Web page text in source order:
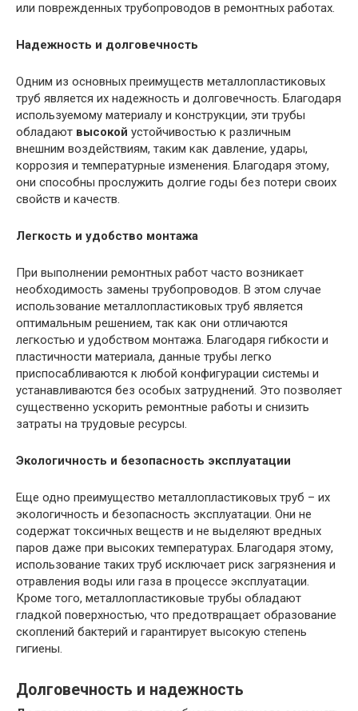
или поврежденных трубопроводов в ремонтных работах.
Надежность и долговечность
Одним из основных преимуществ металлопластиковых
труб является их надежность и долговечность. Благодаря
используемому материалу и конструкции, эти трубы
обладают высокой устойчивостью к различным
внешним воздействиям, таким как давление, удары,
коррозия и температурные изменения. Благодаря этому,
они способны прослужить долгие годы без потери своих
свойств и качеств.
Легкость и удобство монтажа
При выполнении ремонтных работ часто возникает
необходимость замены трубопроводов. В этом случае
использование металлопластиковых труб является
оптимальным решением, так как они отличаются
легкостью и удобством монтажа. Благодаря гибкости и
пластичности материала, данные трубы легко
приспосабливаются к любой конфигурации системы и
устанавливаются без особых затруднений. Это позволяет
существенно ускорить ремонтные работы и снизить
затраты на трудовые ресурсы.
Экологичность и безопасность эксплуатации
Еще одно преимущество металлопластиковых труб – их
экологичность и безопасность эксплуатации. Они не
содержат токсичных веществ и не выделяют вредных
паров даже при высоких температурах. Благодаря этому,
использование таких труб исключает риск загрязнения и
отравления воды или газа в процессе эксплуатации.
Кроме того, металлопластиковые трубы обладают
гладкой поверхностью, что предотвращает образование
скоплений бактерий и гарантирует высокую степень
гигиены.
Долговечность и надежность